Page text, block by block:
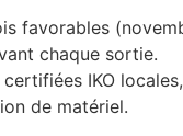
favorables
chaque sortie.
IKO
de matériel.